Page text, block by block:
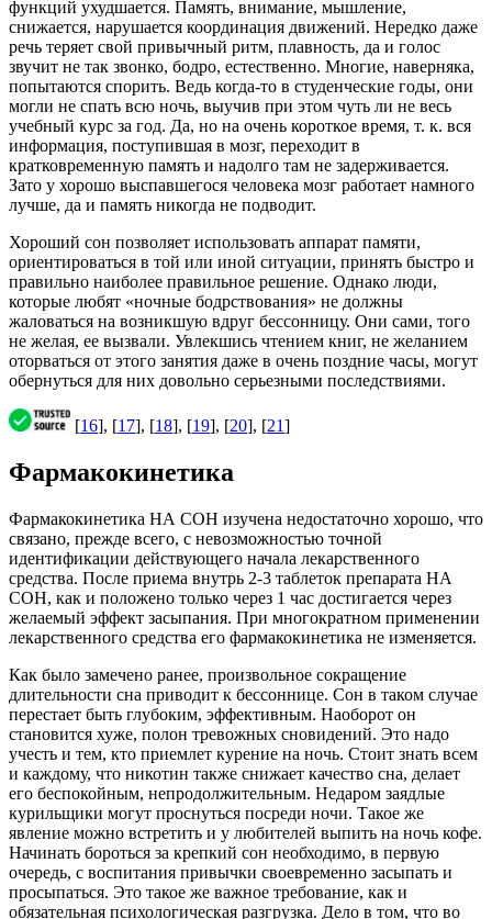
функций ухудшается. Память, внимание, мышление,
снижается, нарушается координация движений. Нередко даже
речь теряет свой привычный ритм, плавность, да и голос
звучит не так звонко, бодро, естественно. Многие, наверняка,
попытаются спорить. Ведь когда-то в студенческие годы, они
могли не спать всю ночь, выучив при этом чуть ли не весь
учебный курс за год. Да, но на очень короткое время, т. к. вся
информация, поступившая в мозг, переходит в
кратковременную память и надолго там не задерживается.
Зато у хорошо выспавшегося человека мозг работает намного
лучше, да и память никогда не подводит.
Хороший сон позволяет использовать аппарат памяти,
ориентироваться в той или иной ситуации, принять быстро и
правильно наиболее правильное решение. Однако люди,
которые любят «ночные бодрствования» не должны
жаловаться на возникшую вдруг бессонницу. Они сами, того
не желая, ее вызвали. Увлекшись чтением книг, не желанием
оторваться от этого занятия даже в очень поздние часы, могут
обернуться для них довольно серьезными последствиями.
[16], [17], [18], [19], [20], [21]
Фармакокинетика
Фармакокинетика НА СОН изучена недостаточно хорошо, что
связано, прежде всего, с невозможностью точной
идентификации действующего начала лекарственного
средства. После приема внутрь 2-3 таблеток препарата НА
СОН, как и положено только через 1 час достигается через
желаемый эффект засыпания. При многократном применении
лекарственного средства его фармакокинетика не изменяется.
Как было замечено ранее, произвольное сокращение
длительности сна приводит к бессоннице. Сон в таком случае
перестает быть глубоким, эффективным. Наоборот он
становится хуже, полон тревожных сновидений. Это надо
учесть и тем, кто приемлет курение на ночь. Стоит знать всем
и каждому, что никотин также снижает качество сна, делает
его беспокойным, непродолжительным. Недаром заядлые
курильщики могут проснуться посреди ночи. Такое же
явление можно встретить и у любителей выпить на ночь кофе.
Начинать бороться за крепкий сон необходимо, в первую
очередь, с воспитания привычки своевременно засыпать и
просыпаться. Это такое же важное требование, как и
обязательная психологическая разгрузка. Дело в том, что во